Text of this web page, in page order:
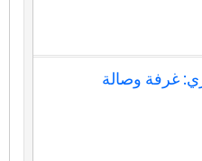
غرفة وصالة